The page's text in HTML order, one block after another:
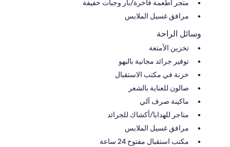
متجر أطعمة فاخرة/بار وجبات خفيفة
مرافق غسيل الملابس
وسائل الراحة
تخزين الأمتعة
توفير جرائد مجانية بالبهو
خزنة في مكتب الاستقبال
صالون للعناية بالشعر
ماكينة صرف آلي
متاجر للهدايا/أكشاك للجرائد
مرافق غسيل الملابس
مكتب استقبال مفتوح 24 ساعة